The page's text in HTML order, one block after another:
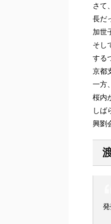
さて
長だ
加世
そし
する
京都
一方
桜内
しば
興劉